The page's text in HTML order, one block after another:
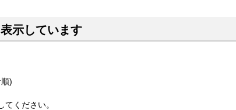
示しています
)
ください。